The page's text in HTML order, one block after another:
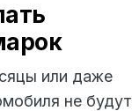
или даже
не будут